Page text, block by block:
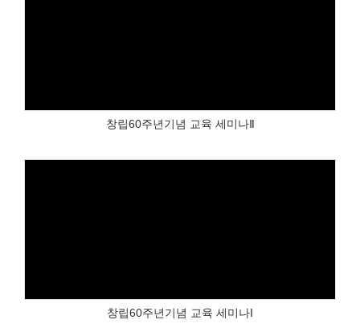
창립60주년기념 교육 세미나Ⅱ
창립60주년기념 교육 세미나Ⅰ